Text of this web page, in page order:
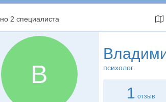
2 специалиста
В психолог
1 отзыв